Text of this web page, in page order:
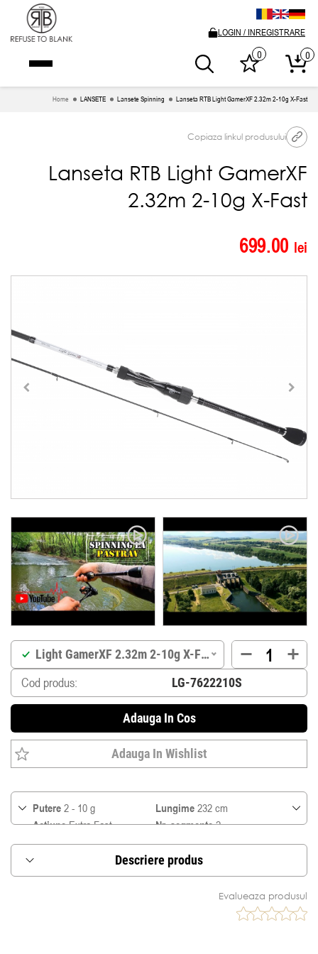
0
0
LOGIN / INREGISTRARE
Home LANSETE Lansete Spinning Lanseta RTB Light GamerXF 2.32m 2-10g X-Fast
Copiaza linkul produsului
Lanseta RTB Light GamerXF
2.32m 2-10g X-Fast
699.00 lei
Light GamerXF 2.32m 2-10g X-Fast
Cod produs:
Adauga In Cos
Adauga In Wishlist
Putere 2 - 10 g Lungime 232 cm
ActiuneExtra Fast Nr. segmente2
Greutate104 g Nr inele8
Fir PE
Transport119 cm
Descriere produs
celor pasionati de pescuitul usor la rapitori de
Evalueaza produsul